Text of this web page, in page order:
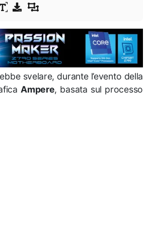
svelare, durante l’evento della
Ampere, basata sul processo